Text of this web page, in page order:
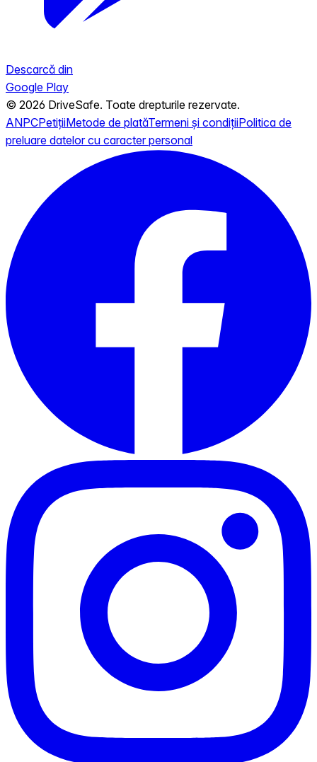
Descarcă din
Google Play
© 2026 DriveSafe. Toate drepturile rezervate.
ANPCPetițiiMetode de platăTermeni și condițiiPolitica de
preluare datelor cu caracter personal